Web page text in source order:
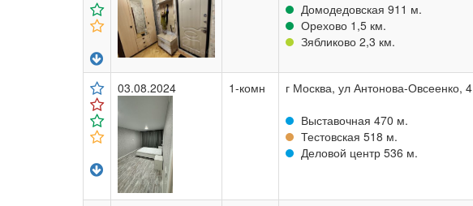
Домодедовская 911 м.
Орехово 1,5 км.
Зябликово 2,3 км.
03.08.2024 1-комн
г Москва, ул Антонова-Овсеенко, 4
Выставочная 470 м.
Тестовская 518 м.
Деловой центр 536 м.